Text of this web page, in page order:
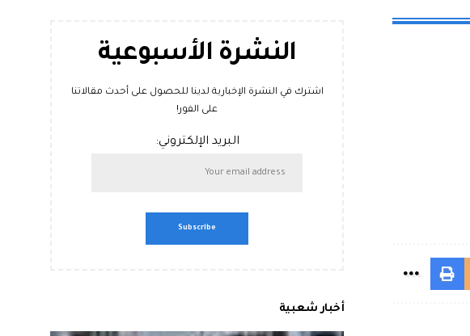
النشرة الأسبوعية
اشترك في النشرة الإخبارية لدينا للحصول على أحدث مقالاتنا
على الفور!
البريد الإلكتروني:
أخبار شعبية